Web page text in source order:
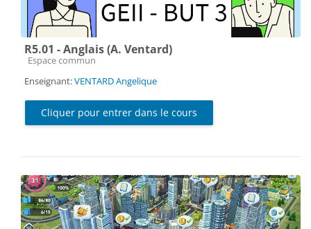
R5.01 - Anglais (A. Ventard)
Catégorie de cours
Espace commun
Enseignant:VENTARD Angelique
Cliquer pour entrer dans le cours